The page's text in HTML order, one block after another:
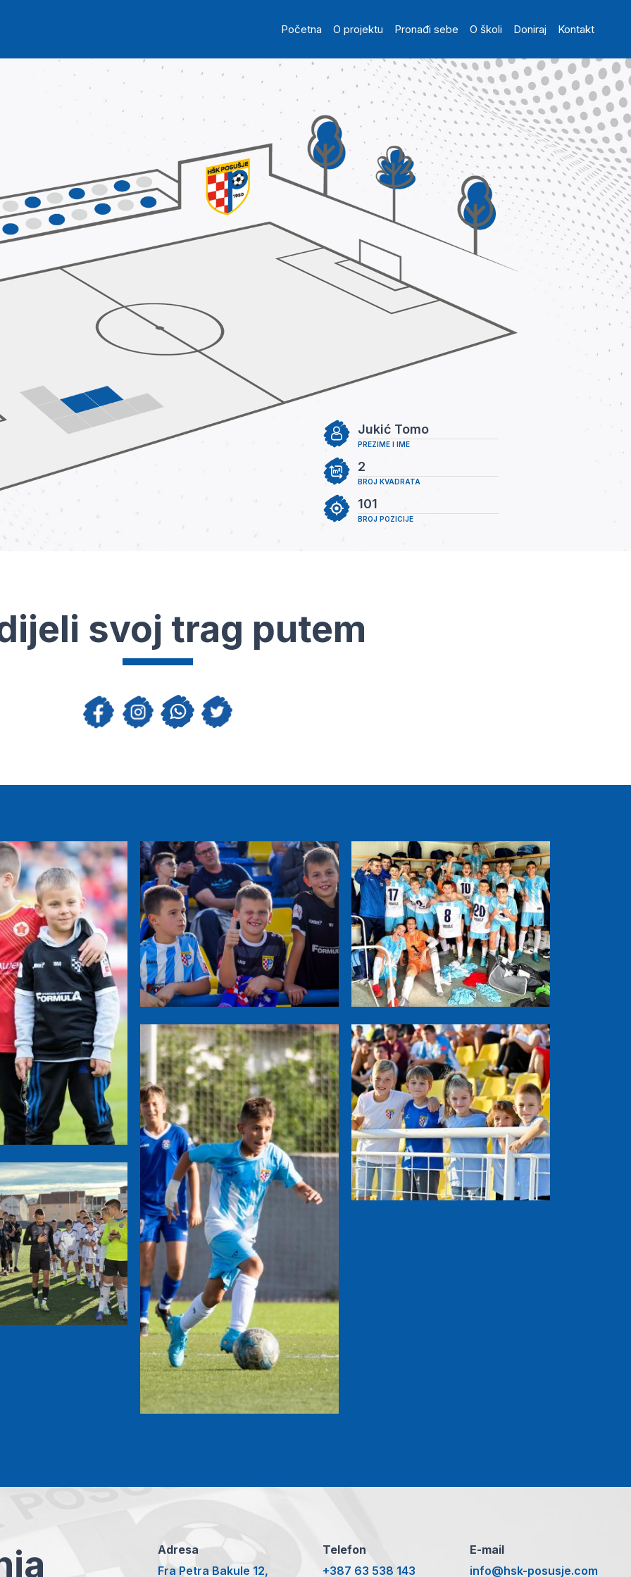
Main navigation
Početna O projektu Pronađi sebe O školi Doniraj Kontakt
PREZIME I IME
Jukić Tomo
BROJ KVADRATA
2
BROJ POZICIJE
101
svoj trag putem
Adresa
Fra Petra Bakule 12,
Telefon
+387 63 538 143
E-mail
info@hsk-posusje.com